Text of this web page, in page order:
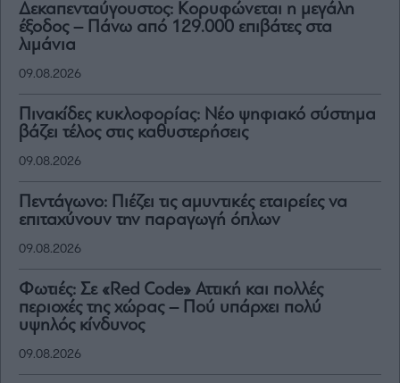
Δεκαπενταύγουστος: Κορυφώνεται η μεγάλη
έξοδος – Πάνω από 129.000 επιβάτες στα
λιμάνια
09.08.2026
Πινακίδες κυκλοφορίας: Νέο ψηφιακό σύστημα
βάζει τέλος στις καθυστερήσεις
09.08.2026
Πεντάγωνο: Πιέζει τις αμυντικές εταιρείες να
επιταχύνουν την παραγωγή όπλων
09.08.2026
Φωτιές: Σε «Red Code» Αττική και πολλές
περιοχές της χώρας – Πού υπάρχει πολύ
υψηλός κίνδυνος
09.08.2026